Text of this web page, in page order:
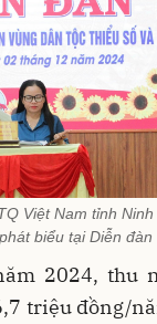
Việt Nam tỉnh
phát biểu tại Diễn đàn
2024, thu
triệu đồng/